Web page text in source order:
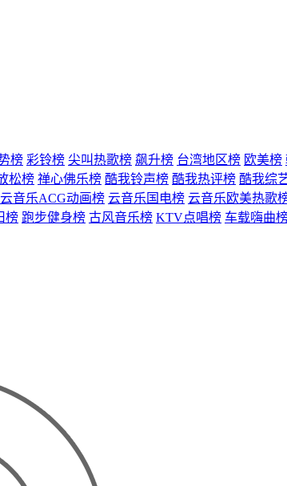
榜 彩铃榜 尖叫热歌榜 飙升榜 台湾地区榜 欧美榜
松榜 禅心佛乐榜 酷我铃声榜 酷我热评榜 酷我综
云音乐ACG动画榜 云音乐国电榜 云音乐欧美热歌
榜 跑步健身榜 古风音乐榜 KTV点唱榜 车载嗨曲